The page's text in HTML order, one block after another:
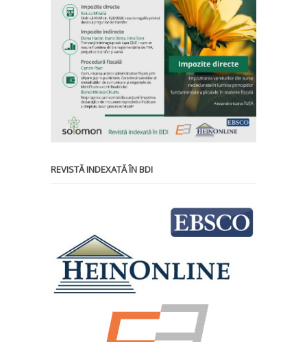
REVISTĂ INDEXATĂ ÎN BDI